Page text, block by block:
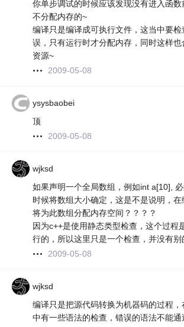
你单步调试的时候应该发现没有进入函数
不分配内存的~
编译只是编译成可执行文件，这当中要检
误，只有运行时才分配内存，同时这样也
资源~
2009-05-08
ysysbaobei
顶
2009-05-08
wjksd
如果声明一个全局数组，例如int a[10],
时候将数组大小确定，这是不是说明，
将为此数组分配内存空间？？？？
因为c++是使用静态类型检查，这个过程
行的，所以这里只是一个检查，并没有别
2009-05-08
wjksd
编译只是把源代码转换为机器码的过程，
中有一些语法的检查，错误的语法不能通